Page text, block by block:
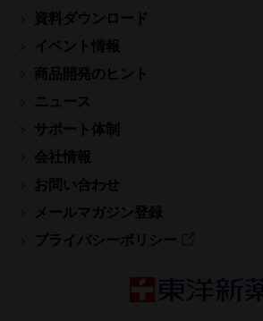
資料ダウンロード
イベント情報
商品開発のヒント
ニュース
サポート体制
会社情報
お問い合わせ
メールマガジン登録
プライバシーポリシー